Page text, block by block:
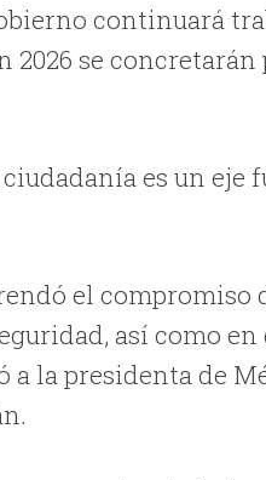
continuará
2026 se
ciudadanía es un
el compromiso
así como
la presidenta de